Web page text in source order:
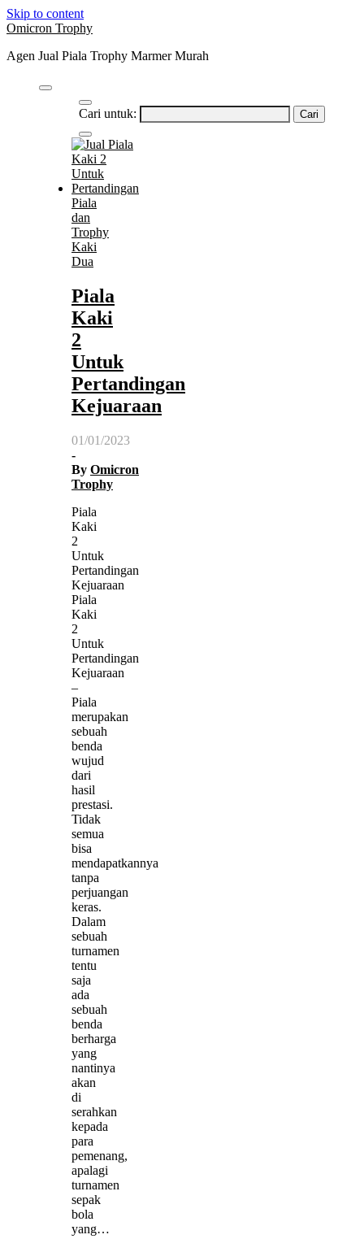
Skip to content
Omicron Trophy
Agen Jual Piala Trophy Marmer Murah
Cari untuk:
Piala
dan
Trophy
Kaki
Dua
Piala
Kaki
2
Untuk
Pertandingan
Kejuaraan
01/01/2023
-
By Omicron
Trophy
Piala
Kaki
2
Untuk
Pertandingan
Kejuaraan
Piala
Kaki
2
Untuk
Pertandingan
Kejuaraan
–
Piala
merupakan
sebuah
benda
wujud
dari
hasil
prestasi.
Tidak
semua
bisa
mendapatkannya
tanpa
perjuangan
keras.
Dalam
sebuah
turnamen
tentu
saja
ada
sebuah
benda
berharga
yang
nantinya
akan
di
serahkan
kepada
para
pemenang,
apalagi
turnamen
sepak
bola
yang…